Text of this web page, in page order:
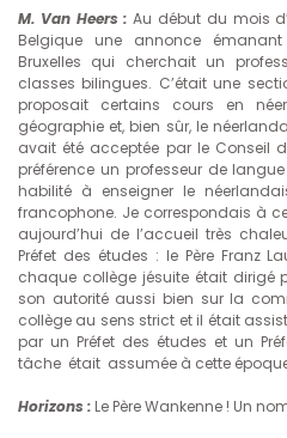
M. Van Heers : Au début du mois
Belgique une annonce
Bruxelles qui cherchait un
classes bilingues. C’était une
proposait certains cours en
géographie et, bien sûr, le
avait été acceptée par le Conseil
préférence un professeur de
habilité à enseigner le
francophone. Je correspondais à
aujourd’hui de l’accueil très
Préfet des études : le Père Franz
chaque collège jésuite était dirigé
son autorité aussi bien sur la
collège au sens strict et il était
par un Préfet des études et un
tâche était assumée à cette époque
Horizons : Le Père Wankenne ! Un